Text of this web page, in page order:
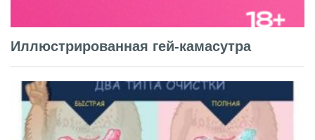
Иллюстрированная гей-камасутра